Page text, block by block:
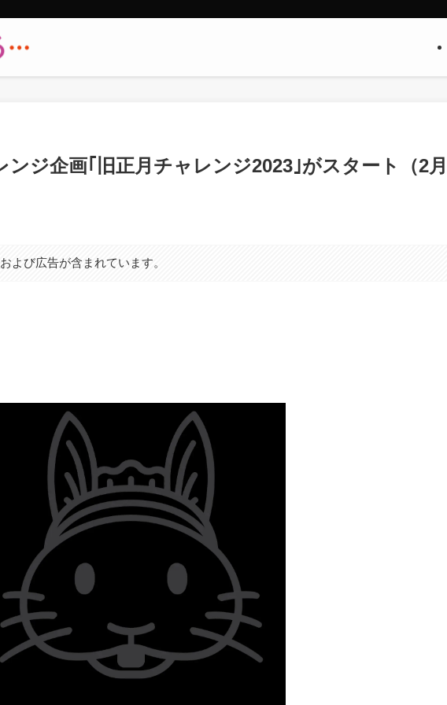
ジ企画｢旧正月チャレンジ2023｣がスタート（2
よび広告が含まれています。